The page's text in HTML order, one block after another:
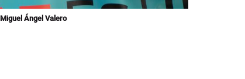
Miguel Ángel Valero